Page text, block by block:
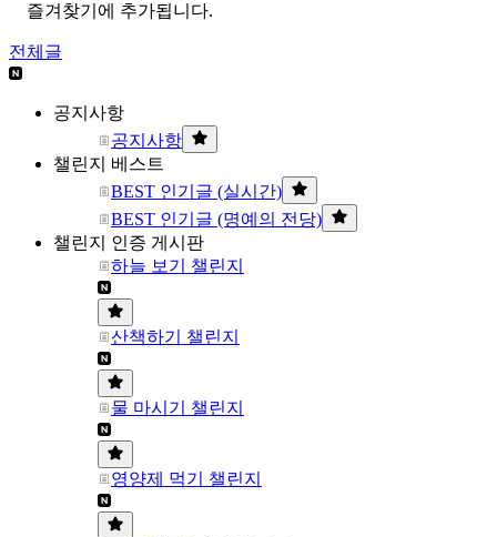
즐겨찾기에 추가됩니다.
전체글
공지사항
공지사항
챌린지 베스트
BEST 인기글 (실시간)
BEST 인기글 (명예의 전당)
챌린지 인증 게시판
하늘 보기 챌린지
산책하기 챌린지
물 마시기 챌린지
영양제 먹기 챌린지